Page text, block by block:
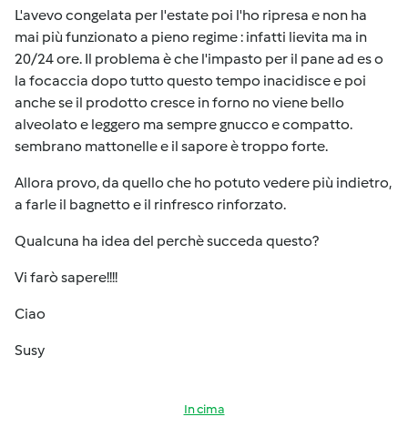
L'avevo congelata per l'estate poi l'ho ripresa e non ha
mai più funzionato a pieno regime : infatti lievita ma in
20/24 ore. Il problema è che l'impasto per il pane ad es o
la focaccia dopo tutto questo tempo inacidisce e poi
anche se il prodotto cresce in forno no viene bello
alveolato e leggero ma sempre gnucco e compatto.
sembrano mattonelle e il sapore è troppo forte.
Allora provo, da quello che ho potuto vedere più indietro,
a farle il bagnetto e il rinfresco rinforzato.
Qualcuna ha idea del perchè succeda questo?
Vi farò sapere!!!!
Ciao
Susy
In cima